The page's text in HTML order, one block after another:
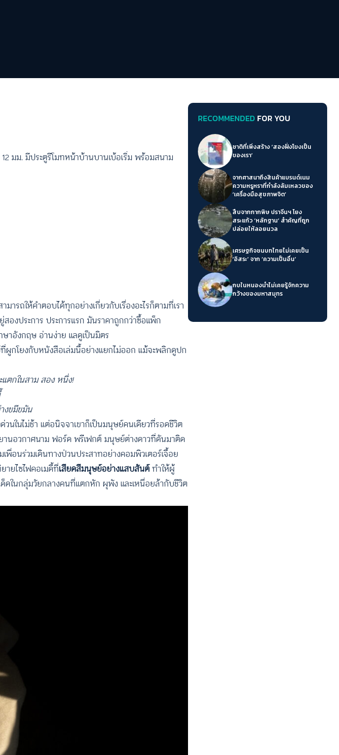
มม. มีประตูรีโมทหน้าบ้านบานเบ้อเริ่ม พร้อมสนาม
ารถให้คำตอบได้ทุกอย่างเกี่ยวกับเรื่องอะไรก็ตามที่เรา
งประการ ประการแรก มันราคาถูกกว่าซื้อแพ็ก
ษาอังกฤษ อ่านง่าย แลดูเป็นมิตร
ผูกโยงกับหนังสือเล่มนี้อย่างแยกไม่ออก แม้จะพลิกดูปก
ตกในสาม สอง หนึ่ง!
งขมีขมัน
นในไม่ช้า แต่อนิจจาเขาก็เป็นมนุษย์คนเดียวที่รอดชีวิต
นอวกาศนาม ฟอร์ด พรีเฟกต์ มนุษย์ต่างดาวที่ดันมาติด
อนร่วมเดินทางป่วนประสาทอย่างคอมพิวเตอร์เจื้อย
ยไซไฟคอเมดี้ที่เสียดสีมนุษย์อย่างแสบสันต์ทำให้ผู้
ดในกลุ่มวัยกลางคนที่แตกหัก ผุพัง และเหนื่อยล้ากับชีวิต
RECOMMENDED FOR YOU
ชาติที่เพิ่งสร้าง ‘สองฝั่งโขงเป็น
ของเรา’
จากศาสนาถึงสินค้าแบรนด์เนม
ความหรูหราที่กำลังล้มเหลวของ
‘เครื่องมือสุขภาพจิต’
สืบจากกากพิษ ปราจีนฯ โยง
สระแก้ว ‘หลักฐาน’ สำคัญที่ถูก
ปล่อยให้ลอยนวล
เศรษฐกิจชนบทไทยไม่เคยเป็น
‘อิสระ’ จาก ‘ความเป็นอื่น’
กบในหนองน้ำไม่เคยรู้จักความ
กว้างของมหาสมุทร